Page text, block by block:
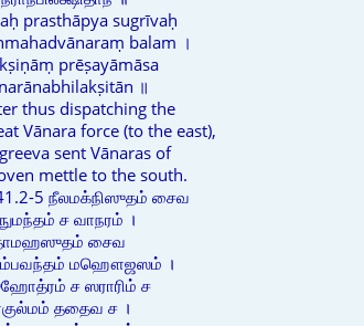
prasthāpya sugrīvaḥ
balam ।
prēṣayāmāsa
॥
thus dispatching the
Vānara force (to the east),
sent Vānaras of
mettle to the south.
5 நீலமக்நிஸுதம் சைவ
ச வாநரம் ।
சைவ
மஹௌஜஸம் ।
ச ஸராரிம் ச
ததைவ ச ।